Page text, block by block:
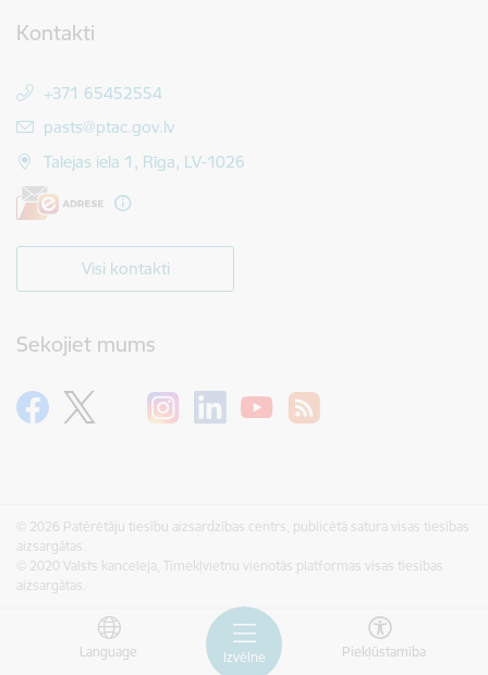
Izvēlne
Language Piekļūstamība
Kontakti
+371 65452554
E-pasts:
pasts@ptac.gov.lv
Talejas iela 1, Rīga, LV-1026
Visi kontakti
Sekojiet mums
© 2026 Patērētāju tiesību aizsardzības centrs, publicētā satura visas tiesības
aizsargātas.
© 2020 Valsts kanceleja, Tīmekļvietņu vienotās platformas visas tiesības
aizsargātas.